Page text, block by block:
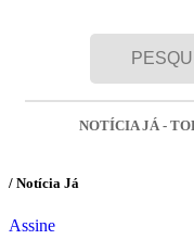
NOTÍCIA JÁ -
/ Notícia Já
Assine